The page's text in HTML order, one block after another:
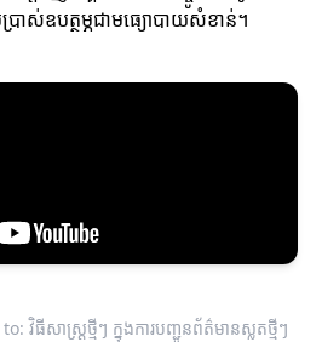
ប្រាស់ឧបត្ថម្ភជាមធ្យោបាយសំខាន់។
ធីសាស្ត្រថ្មីៗ ក្នុងការបញ្ជូនព័ត៌មានស្លតថ្មីៗ